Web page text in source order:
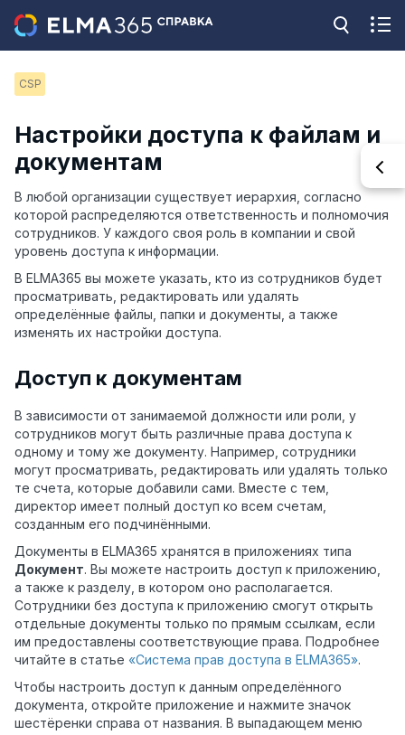
CSP
Настройки доступа к файлам и
документам
В любой организации существует иерархия, согласно
которой распределяются ответственность и полномочия
сотрудников. У каждого своя роль в компании и свой
уровень доступа к информации.
В ELMA365 вы можете указать, кто из сотрудников будет
просматривать, редактировать или удалять
определённые файлы, папки и документы, а также
изменять их настройки доступа.
Доступ к документам
В зависимости от занимаемой должности или роли, у
сотрудников могут быть различные права доступа к
одному и тому же документу. Например, сотрудники
могут просматривать, редактировать или удалять только
те счета, которые добавили сами. Вместе с тем,
директор имеет полный доступ ко всем счетам,
созданным его подчинёнными.
Документы в ELMA365 хранятся в приложениях типа
Документ. Вы можете настроить доступ к приложению,
а также к разделу, в котором оно располагается.
Сотрудники без доступа к приложению смогут открыть
отдельные документы только по прямым ссылкам, если
им предоставлены соответствующие права. Подробнее
читайте в статье «Система прав доступа в ELMA365».
Чтобы настроить доступ к данным определённого
документа, откройте приложение и нажмите значок
шестёренки справа от названия. В выпадающем меню